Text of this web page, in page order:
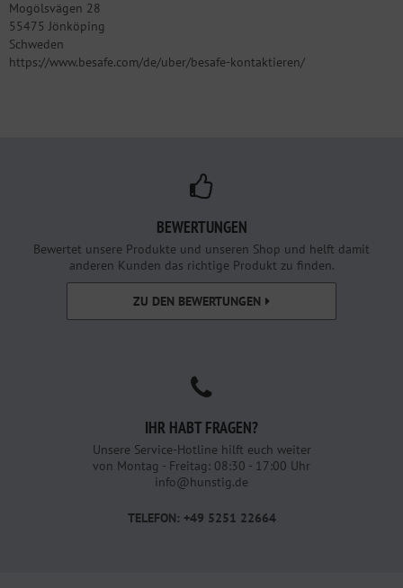
Mogölsvägen 28
55475 Jönköping
Schweden
https://www.besafe.com/de/uber/besafe-kontaktieren/
BEWERTUNGEN
Bewertet unsere Produkte und unseren Shop und helft damit
anderen Kunden das richtige Produkt zu finden.
ZU DEN BEWERTUNGEN
IHR HABT FRAGEN?
Unsere Service-Hotline hilft euch weiter
von Montag - Freitag: 08:30 - 17:00 Uhr
info@hunstig.de
TELEFON: +49 5251 22664